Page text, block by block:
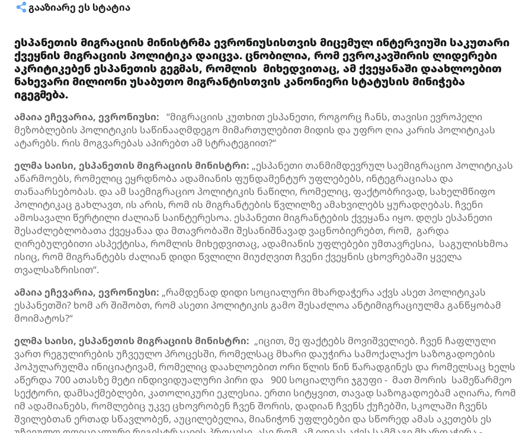
ᲒᲐᲐᲖᲘᲐᲠᲔ ᲔᲡ ᲡᲢᲐᲢᲘᲐ
ესპანეთის მიგრაციის მინისტრმა ევრონიუსისთვის მიცემულ ინტერვიუში საკუთარი
ქვეყნის მიგრაციის პოლიტიკა დაიცვა. ცნობილია, რომ ევროკავშირის ლიდერები
აკრიტიკებენ ესპანეთის გეგმას, რომლის მიხედვითაც, ამ ქვეყანაში დაახლოებით
ნახევარი მილიონი უსაბუთო მიგრანტისთვის კანონიერი სტატუსის მინიჭება
იგეგმება.
ამაია ეჩევარია, ევრონიუსი: “მიგრაციის კუთხით ესპანეთი, როგორც ჩანს, თავისი ევროპელი
მეზობლების პოლიტიკის საწინააღმდეგო მიმართულებით მიდის და უფრო ღია კარის პოლიტიკას
ატარებს. რის მოგვარებას აპირებთ ამ სტრატეგიით?“
ელმა საისი, ესპანეთის მიგრაციის მინისტრი: „ესპანეთი თანმიმდევრულ საემიგრაციო პოლიტიკას
აწარმოებს, რომელიც ეყრდნობა ადამიანის ფუნდამენტურ უფლებებს, ინტეგრაციასა და
თანაარსებობას. და ამ საემიგრაციო პოლიტიკის ნაწილი, რომელიც, ფაქტობრივად, სახელმწიფო
პოლიტიკაც გახლავთ, ის არის, რომ ის მიგრანტების წვლილზე ამახვილებს ყურადღებას. ჩვენი
ამოსავალი წერტილი ძალიან საინტერესოა. ესპანეთი მიგრანტების ქვეყანა იყო. დღეს ესპანეთი
შესაძლებლობათა ქვეყანაა და მთავრობაში შესანიშნავად ვაცნობიერებთ, რომ, გარდა
ღირებულებითი ასპექტისა, რომლის მიხედვითაც, ადამიანის უფლებები უმთავრესია, საგულისხმოა
ისიც, რომ მიგრანტებს ძალიან დიდი წვლილი მიუძღვით ჩვენი ქვეყნის ცხოვრებაში ყველა
თვალსაზრისით“.
ამაია ეჩევარია, ევრონიუსი: „რამდენად დიდი სოციალური მხარდაჭერა აქვს ასეთ პოლიტიკას
ესპანეთში? ხომ არ შიშობთ, რომ ასეთი პოლიტიკის გამო შესაძლოა ანტიმიგრაციულმა განწყობამ
მოიმატოს?“
ელმა საისი, ესპანეთის მიგრაციის მინისტრი: „იცით, მე ფაქტებს მოვიშველიებ. ჩვენ ჩაფლული
ვართ რეგულირების უჩვეულო პროცესში, რომელსაც მხარი დაუჭირა სამოქალაქო საზოგადოების
პოპულარულმა ინიციატივამ, რომელიც დაახლოებით ორი წლის წინ წარადგინეს და რომელსაც ხელს
აწერდა 700 ათასზე მეტი ინდივიდუალური პირი და 900 სოციალური ჯგუფი - მათ შორის სამეწარმეო
სექტორი, დამსაქმებლები, კათოლიკური ეკლესია. ერთი სიტყვით, თავად საზოგადოებამ აღიარა, რომ
იმ ადამიანებს, რომლებიც უკვე ცხოვრობენ ჩვენ შორის, დადიან ჩვენს ქუჩებში, სკოლაში ჩვენს
შვილებთან ერთად სწავლობენ, აუცილებელია, მიანიჭონ უფლებები და სწორედ ამას აკეთებს ეს